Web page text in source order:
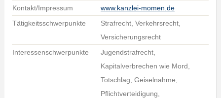
Kontakt/Impressum
www.kanzlei-momen.de
Tätigkeitsschwerpunkte
Strafrecht, Verkehrsrecht,
Versicherungsrecht
Interessenschwerpunkte
Jugendstrafrecht,
Kapitalverbrechen wie Mord,
Totschlag, Geiselnahme,
Pflichtverteidigung,